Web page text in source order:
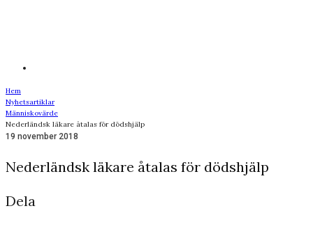
Hem
Nyhetsartiklar
Människovärde
Nederländsk läkare åtalas för dödshjälp
19 november 2018
Nederländsk läkare åtalas för dödshjälp
Dela